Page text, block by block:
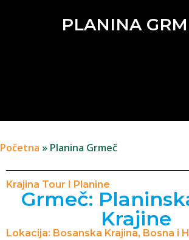
PLANINA
Početna » Planina Grmeč
Krajina Tour I Planine
Grmeč:
Krajine
Lokacija: Bosanska Krajina, Bosna i